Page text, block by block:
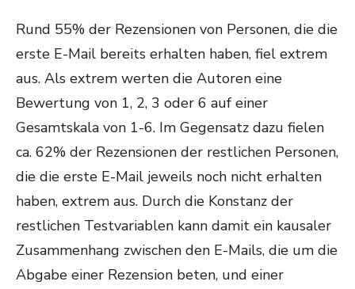
Rund 55% der Rezensionen von Personen, die die
erste E-Mail bereits erhalten haben, fiel extrem
aus. Als extrem werten die Autoren eine
Bewertung von 1, 2, 3 oder 6 auf einer
Gesamtskala von 1-6. Im Gegensatz dazu fielen
ca. 62% der Rezensionen der restlichen Personen,
die die erste E-Mail jeweils noch nicht erhalten
haben, extrem aus. Durch die Konstanz der
restlichen Testvariablen kann damit ein kausaler
Zusammenhang zwischen den E-Mails, die um die
Abgabe einer Rezension beten, und einer